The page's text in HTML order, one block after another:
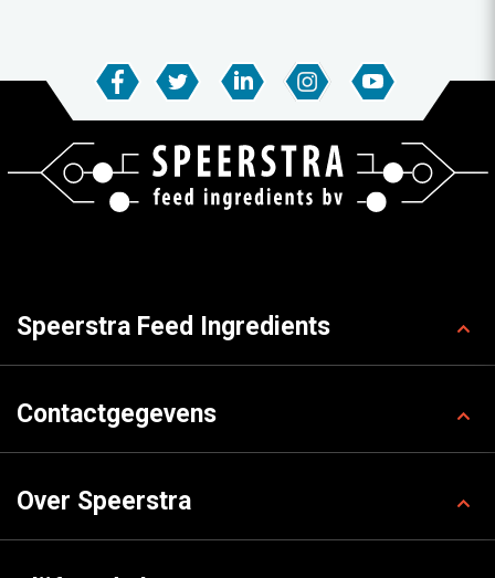
Speerstra Feed Ingredients
Contactgegevens
Over Speerstra